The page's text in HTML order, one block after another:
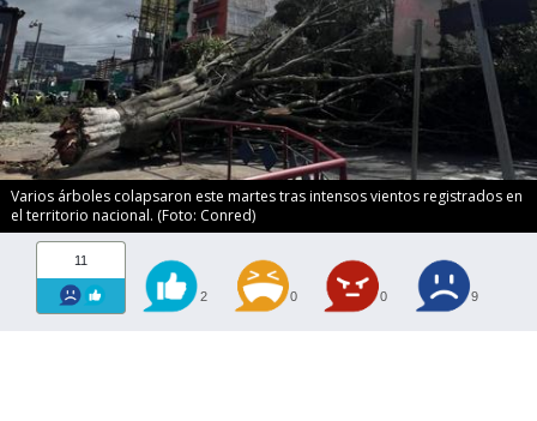
Varios árboles colapsaron este martes tras intensos vientos registrados en
el territorio nacional. (Foto: Conred)
11
2 0 0 9